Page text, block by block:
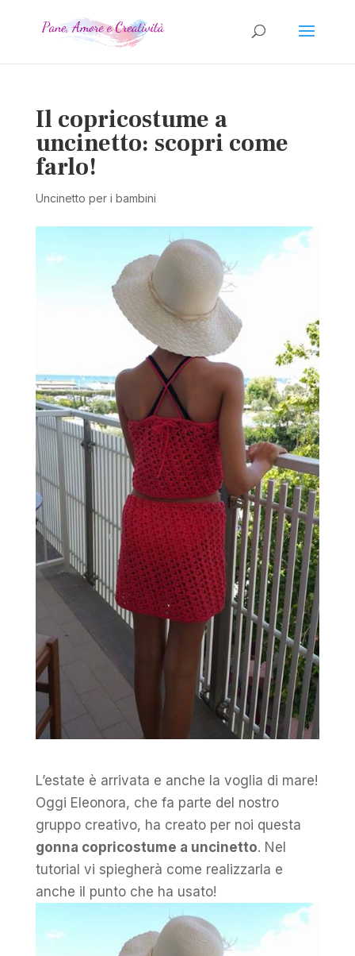
Il copricostume a
uncinetto: scopri come
farlo!
Uncinetto per i bambini
L’estate è arrivata e anche la voglia di mare!
Oggi Eleonora, che fa parte del nostro
gruppo creativo, ha creato per noi questa
gonna copricostume a uncinetto. Nel
tutorial vi spiegherà come realizzarla e
anche il punto che ha usato!